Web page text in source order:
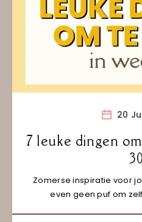
20
7 leuke dingen
30
Zomerse inspiratie voor
even geen puf om